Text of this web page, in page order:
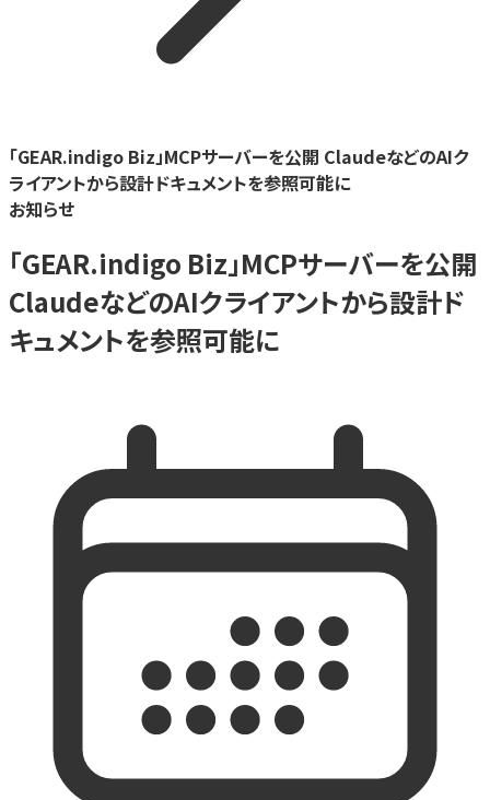
「GEAR.indigo Biz」MCPサーバーを公開 ClaudeなどのAIク
ライアントから設計ドキュメントを参照可能に
お知らせ
「GEAR.indigo Biz」MCPサーバーを公開
ClaudeなどのAIクライアントから設計ド
キュメントを参照可能に